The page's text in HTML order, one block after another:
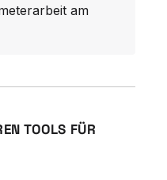
am
TOOLS FÜR